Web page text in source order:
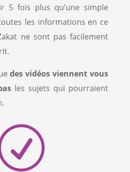
5 fois plus qu’une simple
les informations en ce
ne sont pas facilement
des vidéos viennent vous
les sujets qui pourraient